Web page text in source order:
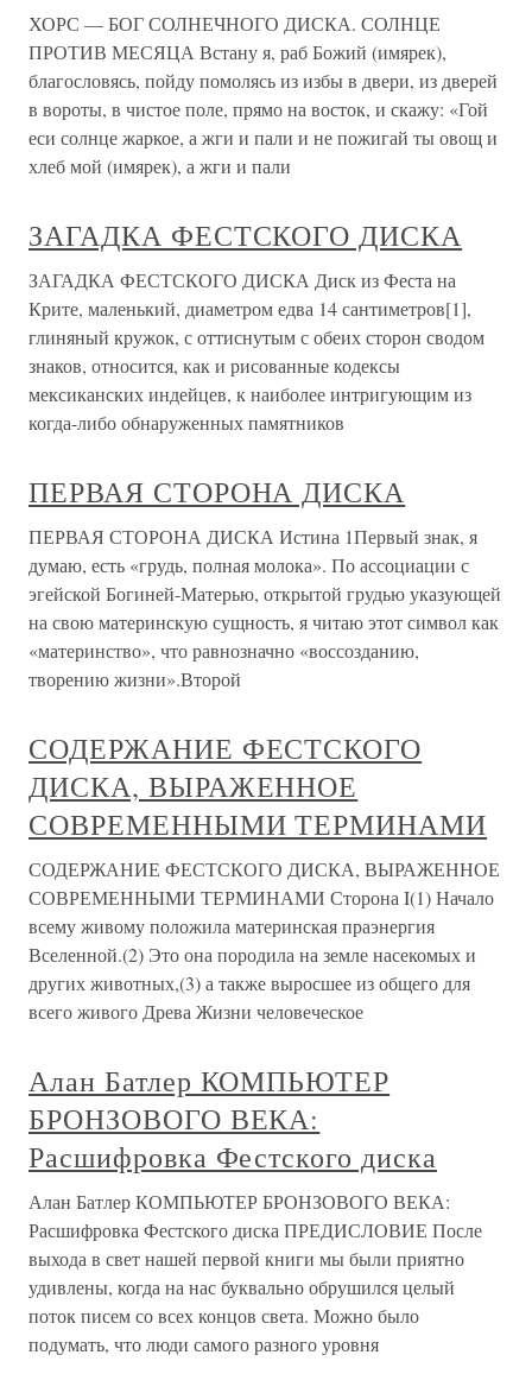
ХОРС — БОГ СОЛНЕЧНОГО ДИСКА. СОЛНЦЕ
ПРОТИВ МЕСЯЦА Встану я, раб Божий (имярек),
благословясь, пойду помолясь из избы в двери, из дверей
в вороты, в чистое поле, прямо на восток, и скажу: «Гой
еси солнце жаркое, а жги и пали и не пожигай ты овощ и
хлеб мой (имярек), а жги и пали
ЗАГАДКА ФЕСТСКОГО ДИСКА
ЗАГАДКА ФЕСТСКОГО ДИСКА Диск из Феста на
Крите, маленький, диаметром едва 14 сантиметров[1],
глиняный кружок, с оттиснутым с обеих сторон сводом
знаков, относится, как и рисованные кодексы
мексиканских индейцев, к наиболее интригующим из
когда-либо обнаруженных памятников
ПЕРВАЯ СТОРОНА ДИСКА
ПЕРВАЯ СТОРОНА ДИСКА Истина 1Первый знак, я
думаю, есть «грудь, полная молока». По ассоциации с
эгейской Богиней-Матерью, открытой грудью указующей
на свою материнскую сущность, я читаю этот символ как
«материнство», что равнозначно «воссозданию,
творению жизни».Второй
СОДЕРЖАНИЕ ФЕСТСКОГО
ДИСКА, ВЫРАЖЕННОЕ
СОВРЕМЕННЫМИ ТЕРМИНАМИ
СОДЕРЖАНИЕ ФЕСТСКОГО ДИСКА, ВЫРАЖЕННОЕ
СОВРЕМЕННЫМИ ТЕРМИНАМИ Сторона I(1) Начало
всему живому положила материнская праэнергия
Вселенной.(2) Это она породила на земле насекомых и
других животных,(3) а также выросшее из общего для
всего живого Древа Жизни человеческое
Алан Батлер КОМПЬЮТЕР
БРОНЗОВОГО ВЕКА:
Расшифровка Фестского диска
Алан Батлер КОМПЬЮТЕР БРОНЗОВОГО ВЕКА:
Расшифровка Фестского диска ПРЕДИСЛОВИЕ После
выхода в свет нашей первой книги мы были приятно
удивлены, когда на нас буквально обрушился целый
поток писем со всех концов света. Можно было
подумать, что люди самого разного уровня